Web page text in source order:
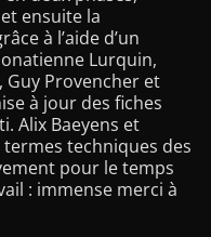
ensuite la
à l’aide d’un
Lurquin,
Guy Provencher et
à jour des fiches
Alix Baeyens et
techniques des
pour le temps
: immense merci à